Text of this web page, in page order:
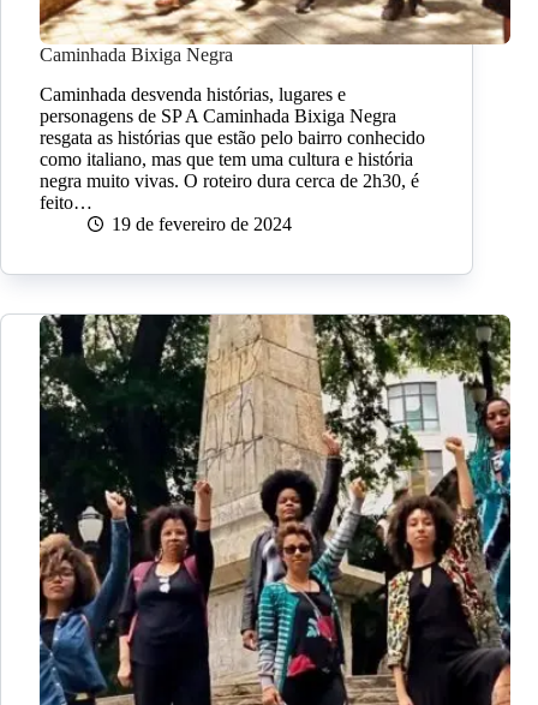
Caminhada Bixiga Negra
Caminhada desvenda histórias, lugares e
personagens de SP A Caminhada Bixiga Negra
resgata as histórias que estão pelo bairro conhecido
como italiano, mas que tem uma cultura e história
negra muito vivas. O roteiro dura cerca de 2h30, é
feito…
19 de fevereiro de 2024